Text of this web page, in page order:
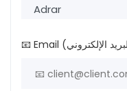
Adrar